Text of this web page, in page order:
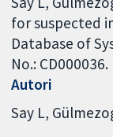
for suspected
Database of
No.:
Autori
Say L